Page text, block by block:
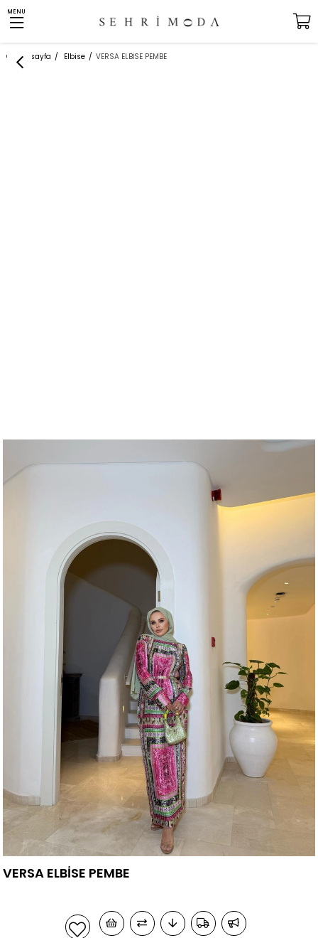
MENU
Anasayfa Elbise VERSA ELBİSE PEMBE
VERSA ELBİSE PEMBE